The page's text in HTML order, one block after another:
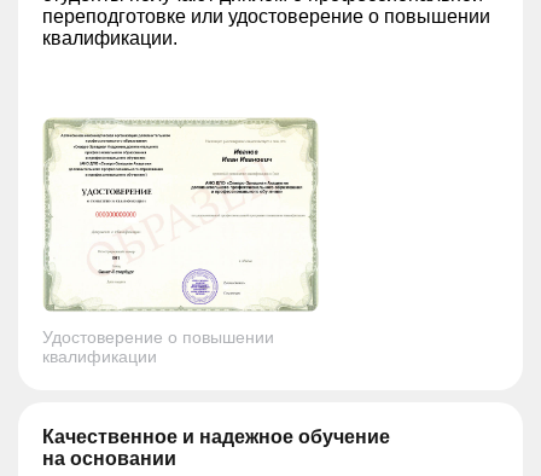
переподготовке или удостоверение о повышении
квалификации.
Удостоверение о повышении
квалификации
Качественное и надежное обучение
на основании